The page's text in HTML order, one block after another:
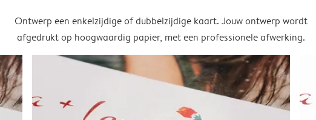
Ontwerp een enkelzijdige of dubbelzijdige kaart. Jouw ontwerp wordt
afgedrukt op hoogwaardig papier, met een professionele afwerking.